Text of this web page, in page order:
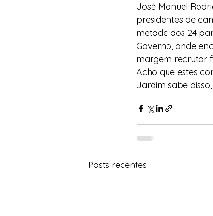
José Manuel
presidentes de
metade dos 24
Governo, onde
margem recrutar
Acho que estes
Jardim sabe
Posts recentes